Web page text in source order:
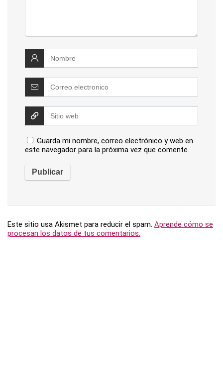
Guarda mi nombre, correo electrónico y web en
este navegador para la próxima vez que comente.
Este sitio usa Akismet para reducir el spam. Aprende cómo se
procesan los datos de tus comentarios.